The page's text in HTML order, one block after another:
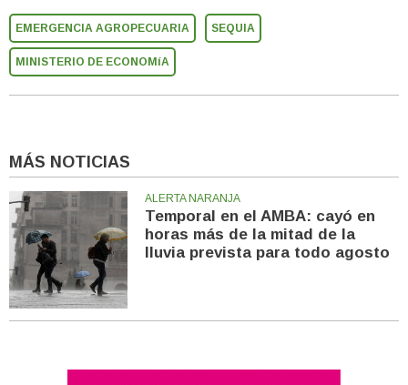
EMERGENCIA AGROPECUARIA SEQUIA
MINISTERIO DE ECONOMíA
MÁS NOTICIAS
ALERTA NARANJA
Temporal en el AMBA: cayó en
horas más de la mitad de la
lluvia prevista para todo agosto